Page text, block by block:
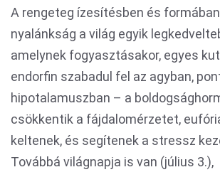
A rengeteg ízesítésben és
nyalánkság a világ egyik
amelynek fogyasztásakor, egyes
endorfin szabadul fel az agyban,
hipotalamuszban – a
csökkentik a fájdalomérzetet,
keltenek, és segítenek a stressz
Továbbá világnapja is van (július 3.),